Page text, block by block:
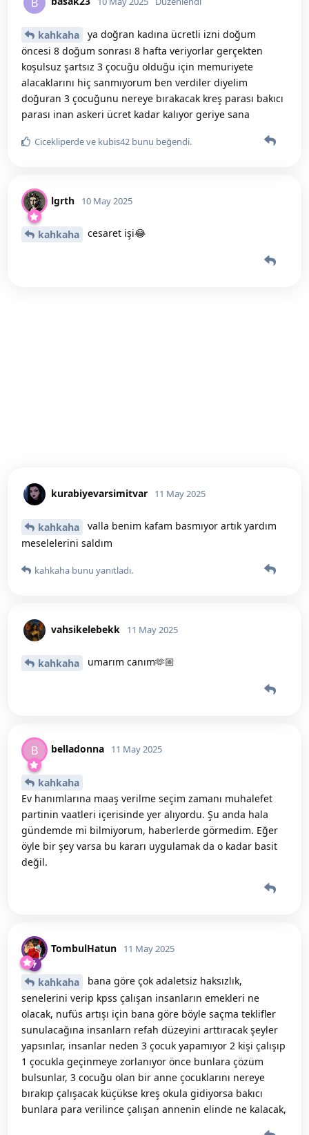
kahkaha
ya doğran kadına ücretli izni doğum
öncesi 8 doğum sonrası 8 hafta veriyorlar gerçekten
koşulsuz şartsız 3 çocuğu olduğu için memuriyete
alacaklarını hiç sanmıyorum ben verdiler diyelim
doğuran 3 çocuğunu nereye bırakacak kreş parası bakıcı
parası inan askeri ücret kadar kalıyor geriye sana
Cicekliperdeve kubis42 bunu beğendi.
lgrth 10 May 2025
kahkaha cesaret işi😂
kurabiyevarsimitvar 11 May 2025
kahkaha
valla benim kafam basmıyor artık yardım
meselelerini saldım
kahkaha bunu yanıtladı.
vahsikelebekk 11 May 2025
kahkaha umarım canım🫶🏼
B belladonna 11 May 2025
kahkaha
Ev hanımlarına maaş verilme seçim zamanı muhalefet
partinin vaatleri içerisinde yer alıyordu. Şu anda hala
gündemde mi bilmiyorum, haberlerde görmedim. Eğer
öyle bir şey varsa bu kararı uygulamak da o kadar basit
değil.
TombulHatun 11 May 2025
kahkaha
bana göre çok adaletsiz haksızlık,
senelerini verip kpss çalışan insanların emekleri ne
olacak, nufüs artışı için bana göre böyle saçma teklifler
sunulacağına insanlarn refah düzeyini arttıracak şeyler
yapsınlar, insanlar neden 3 çocuk yapamıyor 2 kişi çalışıp
1 çocukla geçinmeye zorlanıyor önce bunlara çözüm
bulsunlar, 3 cocuğu olan bir anne çocuklarını nereye
bırakıp çalışacak küçükse kreş okula gidiyorsa bakıcı
bunlara para verilince çalışan annenin elinde ne kalacak,